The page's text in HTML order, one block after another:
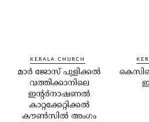
KERALA CHURCH
മാര്‍ ജോസ് പുളിക്കല്‍
വത്തിക്കാനിലെ
ഇന്റര്‍നാഷണല്‍
കാറ്റക്കേറ്റിക്കല്‍
കൗണ്‍സില്‍ അംഗം